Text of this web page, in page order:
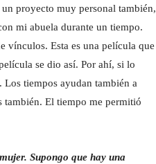
un proyecto muy personal también,
mi abuela durante un tiempo.
vínculos. Esta es una película que
se dio así. Por ahí, si lo
tiempos ayudan también a
también. El tiempo me permitió
Supongo que hay una